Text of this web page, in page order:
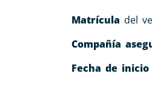
Matrícula del
Compañía
Fecha de inicio